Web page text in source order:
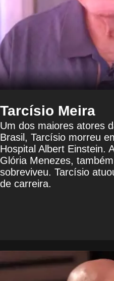
Tarcísio Meira
Um dos maiores atores
Brasil, Tarcísio morreu
Hospital Albert Einstein.
Glória Menezes,
sobreviveu. Tarcísio
de carreira.